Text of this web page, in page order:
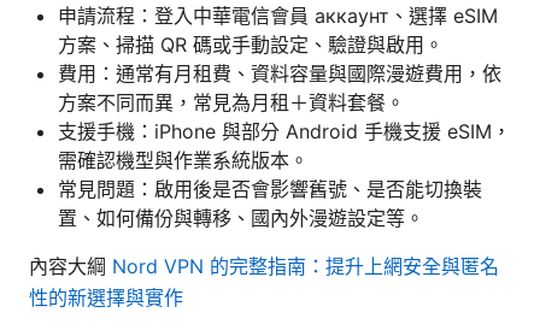
申請流程：登入中華電信會員 аккаунт、選擇 eSIM
方案、掃描 QR 碼或手動設定、驗證與啟用。
費用：通常有月租費、資料容量與國際漫遊費用，依
方案不同而異，常見為月租＋資料套餐。
支援手機：iPhone 與部分 Android 手機支援 eSIM，
需確認機型與作業系統版本。
常見問題：啟用後是否會影響舊號、是否能切換裝
置、如何備份與轉移、國內外漫遊設定等。
內容大綱 Nord VPN 的完整指南：提升上網安全與匿名
性的新選擇與實作